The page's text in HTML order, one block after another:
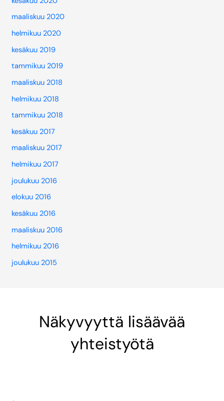
maaliskuu 2020
helmikuu 2020
kesäkuu 2019
tammikuu 2019
maaliskuu 2018
helmikuu 2018
tammikuu 2018
kesäkuu 2017
maaliskuu 2017
helmikuu 2017
joulukuu 2016
elokuu 2016
kesäkuu 2016
maaliskuu 2016
helmikuu 2016
joulukuu 2015
Näkyvyyttä lisäävää
yhteistyötä